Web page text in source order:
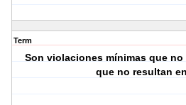
Term
Son violaciones mínimas que
que no resultan